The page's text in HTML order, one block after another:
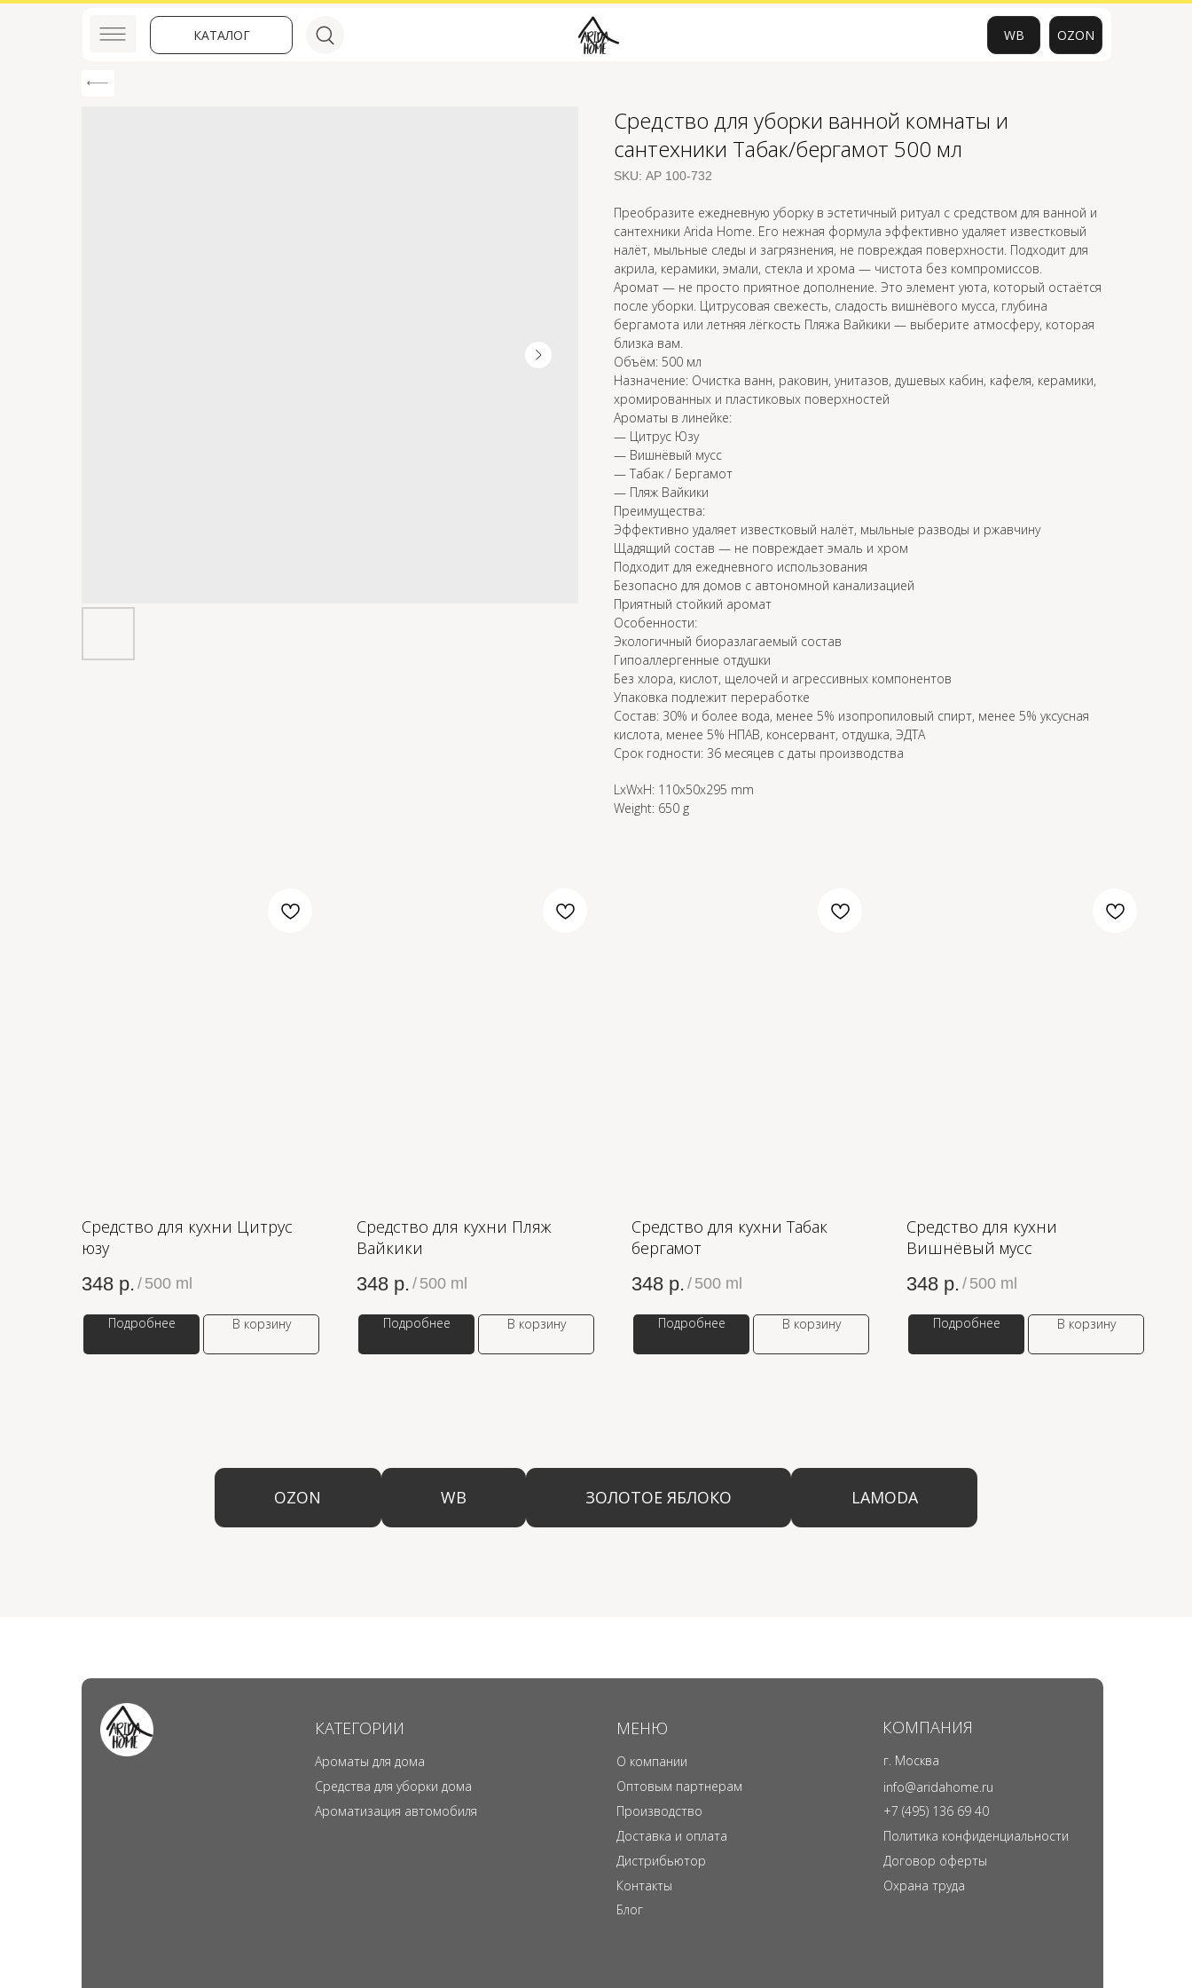
КАТАЛОГ WB OZON
Средство для уборки ванной комнаты и
сантехники Табак/бергамот 500 мл
SKU: АР 100-732
Преобразите ежедневную уборку в эстетичный ритуал с средством для ванной и
сантехники Arida Home. Его нежная формула эффективно удаляет известковый
налёт, мыльные следы и загрязнения, не повреждая поверхности. Подходит для
акрила, керамики, эмали, стекла и хрома — чистота без компромиссов.
Аромат — не просто приятное дополнение. Это элемент уюта, который остаётся
после уборки. Цитрусовая свежесть, сладость вишнёвого мусса, глубина
бергамота или летняя лёгкость Пляжа Вайкики — выберите атмосферу, которая
близка вам.
Объём: 500 мл
Назначение: Очистка ванн, раковин, унитазов, душевых кабин, кафеля, керамики,
хромированных и пластиковых поверхностей
Ароматы в линейке:
— Цитрус Юзу
— Вишнёвый мусс
— Табак / Бергамот
— Пляж Вайкики
Преимущества:
Эффективно удаляет известковый налёт, мыльные разводы и ржавчину
Щадящий состав — не повреждает эмаль и хром
Подходит для ежедневного использования
Безопасно для домов с автономной канализацией
Приятный стойкий аромат
Особенности:
Экологичный биоразлагаемый состав
Гипоаллергенные отдушки
Без хлора, кислот, щелочей и агрессивных компонентов
Упаковка подлежит переработке
Состав: 30% и более вода, менее 5% изопропиловый спирт, менее 5% уксусная
кислота, менее 5% НПАВ, консервант, отдушка, ЭДТА
Срок годности: 36 месяцев с даты производства
LxWxH: 110x50x295 mm
Weight: 650 g
Средство для кухни Цитрус
юзу
348 р. / 500 ml
Подробнее В корзину
Средство для кухни Пляж
Вайкики
348 р. / 500 ml
Подробнее В корзину
Средство для кухни Табак
бергамот
348 р. / 500 ml
Подробнее В корзину
Средство для кухни
Вишнёвый мусс
348 р. / 500 ml
Подробнее В корзину
OZON WB ЗОЛОТОЕ ЯБЛОКО LAMODA
КАТЕГОРИИ
Ароматы для дома
Ароматизация автомобиля
Средства для уборки дома
МЕНЮ
О компании
Производство
Оптовым партнерам
Контакты
КОМПАНИЯ
г. Москва
info@aridahome.ru
+7 (495) 136 69 40
Политика конфиденциальности
Договор оферты
Охрана труда
Дистрибьютор
Доставка и оплата
Блог